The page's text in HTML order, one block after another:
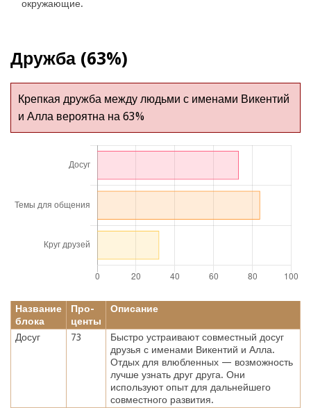
окружающие.
Дружба (63%)
Крепкая дружба между людьми с именами Викентий
и Алла вероятна на 63%
Название
блока
Про-
центы
Описание
Досуг 73
Быстро устраивают совместный досуг
друзья с именами Викентий и Алла.
Отдых для влюбленных — возможность
лучше узнать друг друга. Они
используют опыт для дальнейшего
совместного развития.